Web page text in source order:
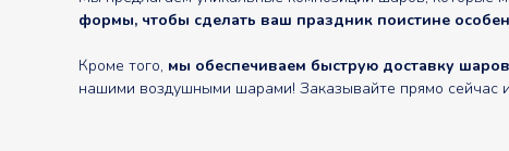
формы, чтобы сделать ваш праздник поистине
Кроме того, мы обеспечиваем быструю доставку
нашими воздушными шарами! Заказывайте прямо сейчас